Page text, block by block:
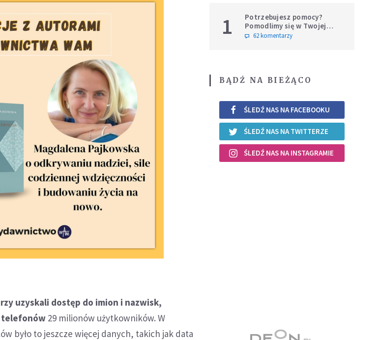
uzyskali dostęp do imion i nazwisk,
telefonów 29 milionów użytkowników. W
było to jeszcze więcej danych, takich jak data
1
Potrzebujesz pomocy?
Pomodlimy się w Twojej
intencji
62 komentarzy
BĄDŹ NA BIEŻĄCO
ŚLEDŹ NAS NA FACEBOOKU
ŚLEDŹ NAS NA TWITTERZE
ŚLEDŹ NAS NA INSTAGRAMIE